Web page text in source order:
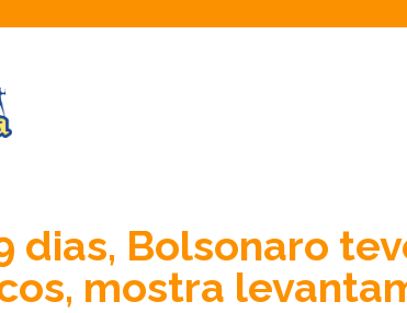
dias, Bolsonaro
mostra